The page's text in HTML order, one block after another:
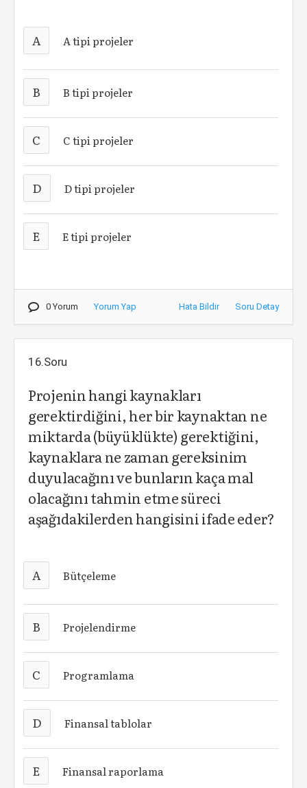
A A tipi projeler
B B tipi projeler
C C tipi projeler
D D tipi projeler
E E tipi projeler
0 Yorum Yorum Yap Hata Bildir Soru Detay
16.Soru
Projenin hangi kaynakları
gerektirdiğini, her bir kaynaktan ne
miktarda (büyüklükte) gerektiğini,
kaynaklara ne zaman gereksinim
duyulacağını ve bunların kaça mal
olacağını tahmin etme süreci
aşağıdakilerden hangisini ifade eder?
A Bütçeleme
B Projelendirme
C Programlama
D Finansal tablolar
E Finansal raporlama